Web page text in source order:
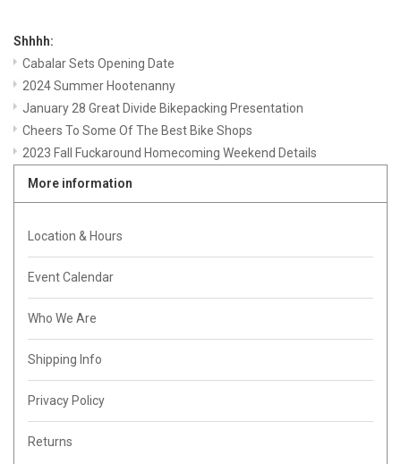
Shhhh:
Cabalar Sets Opening Date
2024 Summer Hootenanny
January 28 Great Divide Bikepacking Presentation
Cheers To Some Of The Best Bike Shops
2023 Fall Fuckaround Homecoming Weekend Details
More information
Location & Hours
Event Calendar
Who We Are
Shipping Info
Privacy Policy
Returns